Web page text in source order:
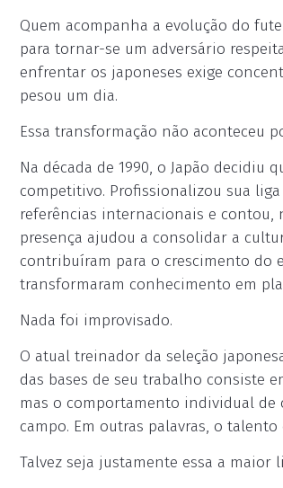
Quem acompanha a evolução do
para tornar-se um adversário
enfrentar os japoneses exige
pesou um dia.
Essa transformação não aconteceu
Na década de 1990, o Japão
competitivo. Profissionalizou sua
referências internacionais e contou,
presença ajudou a consolidar a
contribuíram para o crescimento do
transformaram conhecimento em
Nada foi improvisado.
O atual treinador da seleção
das bases de seu trabalho consiste
mas o comportamento individual de
campo. Em outras palavras, o
Talvez seja justamente essa a maior